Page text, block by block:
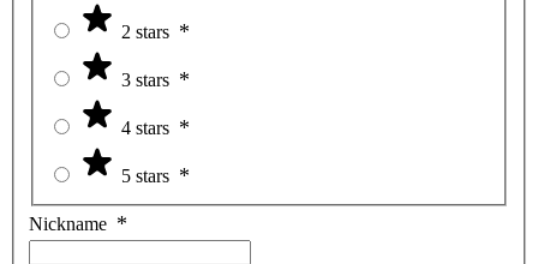
2 stars
3 stars
4 stars
5 stars
Nickname